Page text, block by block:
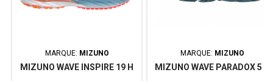
MARQUE: MIZUNO
MIZUNO WAVE INSPIRE 19 H
MARQUE: MIZUNO
MIZUNO WAVE PARADOX 5 H